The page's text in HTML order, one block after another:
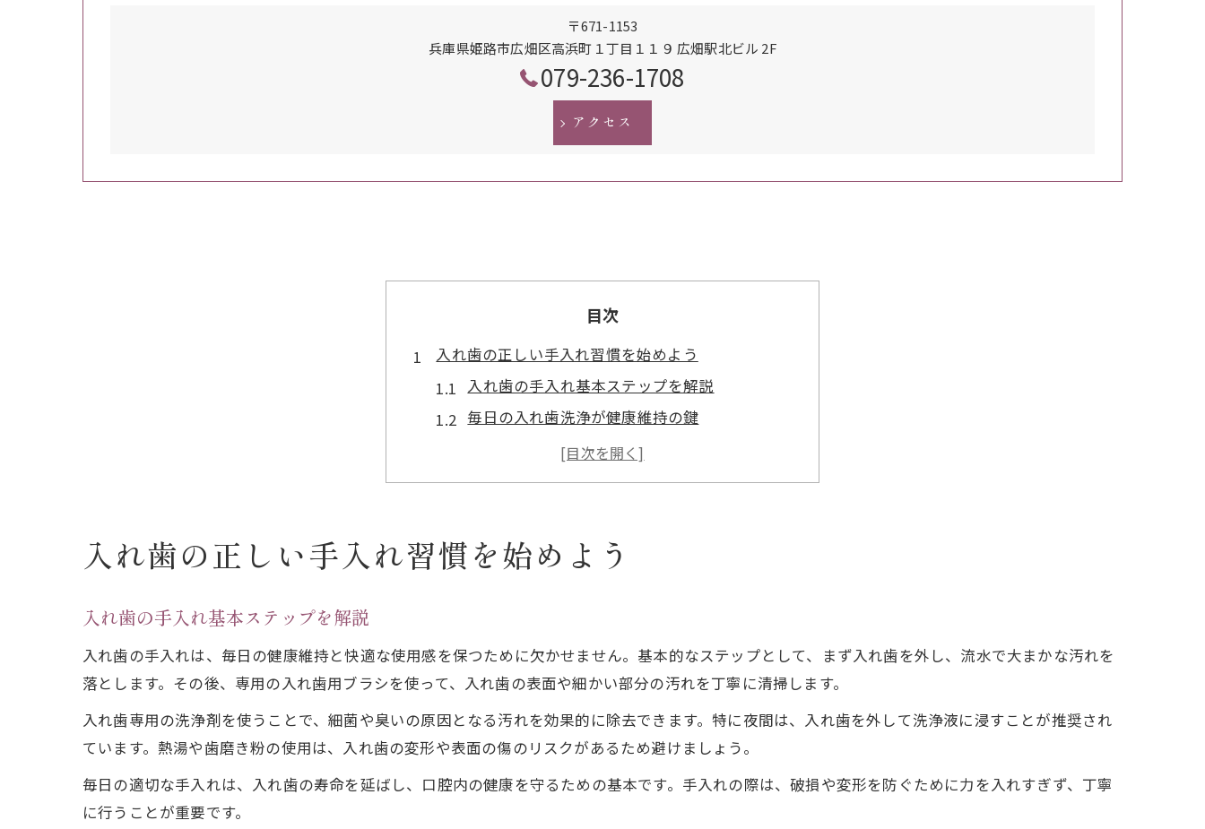
〒671-1153
兵庫県姫路市広畑区高浜町１丁目１１９ 広畑駅北ビル 2F
079-236-1708
アクセス
目次
入れ歯の正しい手入れ習慣を始めよう
入れ歯の手入れ基本ステップを解説
毎日の入れ歯洗浄が健康維持の鍵
部分入れ歯のメンテナンス習慣とは
入れ歯を長持ちさせる手入れのコツ
快適生活を支える入れ歯メンテナンス術
入れ歯メンテナンスで快適な装着感を実現
部分入れ歯の手入れポイントを押さえる
毎日の入れ歯ケアで長持ちする秘訣
毎日できる入れ歯のお手入れ習慣
入れ歯の洗浄頻度と正しい方法とは
入れ歯の正しい手入れ習慣を始めよう
入れ歯の手入れ基本ステップを解説
入れ歯の手入れは、毎日の健康維持と快適な使用感を保つために欠かせません。基本的なステップとして、まず入れ歯を外し、流水で大まかな汚れを
落とします。その後、専用の入れ歯用ブラシを使って、入れ歯の表面や細かい部分の汚れを丁寧に清掃します。
入れ歯専用の洗浄剤を使うことで、細菌や臭いの原因となる汚れを効果的に除去できます。特に夜間は、入れ歯を外して洗浄液に浸すことが推奨され
ています。熱湯や歯磨き粉の使用は、入れ歯の変形や表面の傷のリスクがあるため避けましょう。
毎日の適切な手入れは、入れ歯の寿命を延ばし、口腔内の健康を守るための基本です。手入れの際は、破損や変形を防ぐために力を入れすぎず、丁寧
に行うことが重要です。